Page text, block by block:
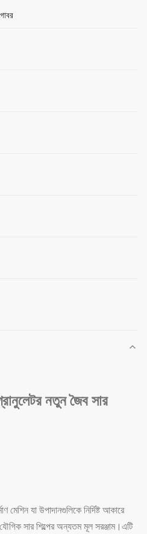
নতুন জৈব সার
মেশিন যা উপাদানগুলিকে নির্দিষ্ট আকারে
সার শিল্পের অন্যতম মূল সরঞ্জাম।এটি